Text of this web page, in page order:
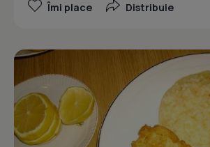
Îmi place Distribuie